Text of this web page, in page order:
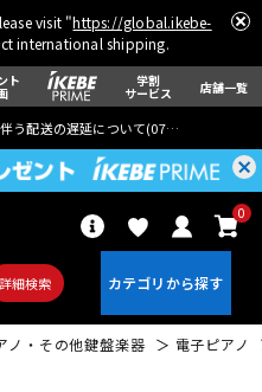
visit "https://global.ikebe-
international shipping.
ト 学割
サービス 店舗一覧
う配送の遅延について(07月29日
詳細検索
0
ノ・その他鍵盤楽器 電子ピアノ